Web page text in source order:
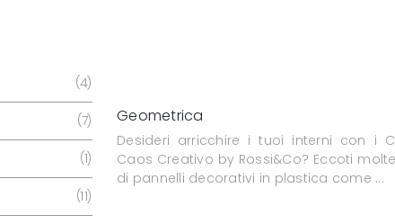
Geometrica
Desideri arricchire i tuoi interni con i
Caos Creativo by Rossi&Co? Eccoti
di pannelli decorativi in plastica come ...
4
7
1
11